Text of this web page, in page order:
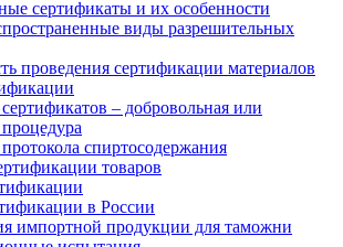
сертификаты и их особенности
виды разрешительных
проведения сертификации материалов
– добровольная или
процедура
спиртосодержания
товаров
в России
импортной продукции для таможни